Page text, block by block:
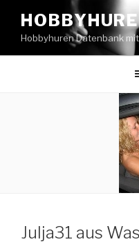
Inhalt
springen
Hobbyhuren Datenbank
Julja31 aus